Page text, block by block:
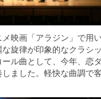
映画「アラジン」 で用
な旋律が印象的なクラシ
ル曲として、今年、 恋
ました。 軽快な曲調で